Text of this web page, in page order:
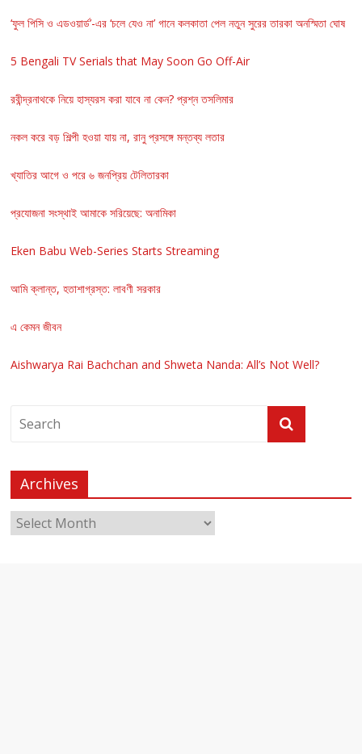
‘ফুল পিসি ও এডওয়ার্ড’-এর ‘চলে যেও না’ গানে কলকাতা পেল নতুন সুরের তারকা অনস্মিতা ঘোষ
5 Bengali TV Serials that May Soon Go Off-Air
রবীন্দ্রনাথকে নিয়ে হাস্যরস করা যাবে না কেন? প্রশ্ন তসলিমার
নকল করে বড় শিল্পী হওয়া যায় না, রানু প্রসঙ্গে মন্তব্য লতার
খ্যাতির আগে ও পরে ৬ জনপ্রিয় টেলিতারকা
প্রযোজনা সংস্থাই আমাকে সরিয়েছে: অনামিকা
Eken Babu Web-Series Starts Streaming
আমি ক্লান্ত, হতাশাগ্রস্ত: লাবণী সরকার
এ কেমন জীবন
Aishwarya Rai Bachchan and Shweta Nanda: All’s Not Well?
Archives